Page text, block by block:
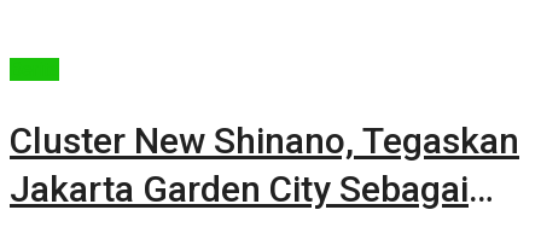
Cluster New Shinano, Tegaskan
Jakarta Garden City Sebagai